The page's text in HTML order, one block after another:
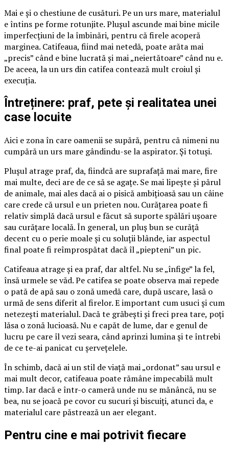
Mai e și o chestiune de cusături. Pe un urs mare, materialul
e întins pe forme rotunjite. Plușul ascunde mai bine micile
imperfecțiuni de la îmbinări, pentru că firele acoperă
marginea. Catifeaua, fiind mai netedă, poate arăta mai
„precis” când e bine lucrată și mai „neiertătoare” când nu e.
De aceea, la un urs din catifea contează mult croiul și
execuția.
Întreținere: praf, pete și realitatea unei
case locuite
Aici e zona în care oamenii se supără, pentru că nimeni nu
cumpără un urs mare gândindu-se la aspirator. Și totuși.
Plușul atrage praf, da, fiindcă are suprafață mai mare, fire
mai multe, deci are de ce să se agațe. Se mai lipește și părul
de animale, mai ales dacă ai o pisică ambițioasă sau un câine
care crede că ursul e un prieten nou. Curățarea poate fi
relativ simplă dacă ursul e făcut să suporte spălări ușoare
sau curățare locală. În general, un pluș bun se curăță
decent cu o perie moale și cu soluții blânde, iar aspectul
final poate fi reîmprospătat dacă îl „piepteni” un pic.
Catifeaua atrage și ea praf, dar altfel. Nu se „înfige” la fel,
însă urmele se văd. Pe catifea se poate observa mai repede
o pată de apă sau o zonă umedă care, după uscare, lasă o
urmă de sens diferit al firelor. E important cum usuci și cum
netezești materialul. Dacă te grăbești și freci prea tare, poți
lăsa o zonă lucioasă. Nu e capăt de lume, dar e genul de
lucru pe care îl vezi seara, când aprinzi lumina și te întrebi
de ce te-ai panicat cu șervețelele.
În schimb, dacă ai un stil de viață mai „ordonat” sau ursul e
mai mult decor, catifeaua poate rămâne impecabilă mult
timp. Iar dacă e într-o cameră unde nu se mănâncă, nu se
bea, nu se joacă pe covor cu sucuri și biscuiți, atunci da, e
materialul care păstrează un aer elegant.
Pentru cine e mai potrivit fiecare